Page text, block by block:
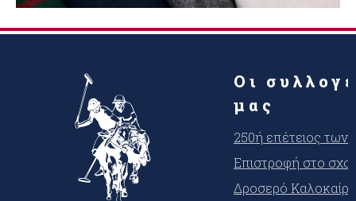
Οι
μας
250ή επέτειος
Επιστροφή στο
Δροσερό Καλοκαίρι